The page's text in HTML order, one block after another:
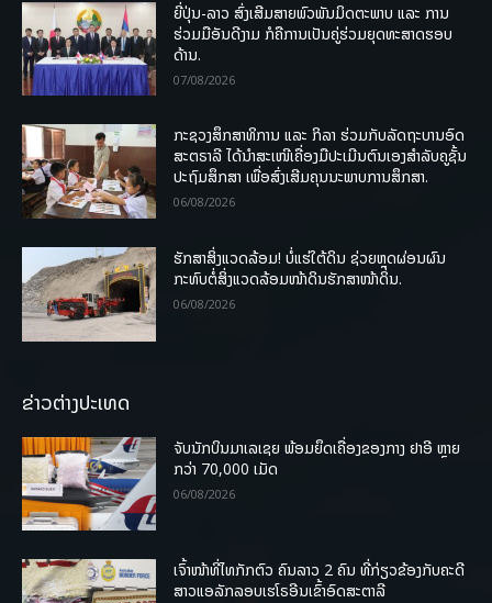
ຍີ່ປຸ່ນ-ລາວ ສົ່ງເສີມສາຍພົວພັນມິດຕະພາບ ແລະ ການ
ຮ່ວມມືອັນດີງາມ ກໍຄືການເປັນຄູ່ຮ່ວມຍຸດທະສາດຮອບ
ດ້ານ.
07/08/2026
ກະຊວງສຶກສາທິການ ແລະ ກິລາ ຮ່ວມກັບລັດຖະບານອົດ
ສະຕຣາລີ ໄດ້ນຳສະເໜີເຄື່ອງມືປະເມີນຕົນເອງສຳລັບຄູຊັ້ນ
ປະຖົມສຶກສາ ເພື່ອສົ່ງເສີມຄຸນນະພາບການສຶກສາ.
06/08/2026
ຮັກສາສິ່ງແວດລ້ອມ! ບໍ່ແຮ່ໃຕ້ດິນ ຊ່ວຍຫຼຸດຜ່ອນຜົນ
ກະທົບຕໍ່ສິ່ງແວດລ້ອມໜ້າດິນຮັກສາໜ້າດິນ.
06/08/2026
ຂ່າວຕ່າງປະເທດ
ຈັບນັກບິນມາເລເຊຍ ພ້ອມຍຶດເຄື່ອງຂອງກາງ ຢາອີ ຫຼາຍ
ກວ່າ 70,000 ເມັດ
06/08/2026
ເຈົ້າໜ້າທີ່ໄທກັກຕົວ ຄົນລາວ 2 ຄົນ ທີ່ກ່ຽວຂ້ອງກັບຄະດີ
ສາວແອລັກລອບເຮໂຣອີນເຂົ້າອົດສະຕາລີ